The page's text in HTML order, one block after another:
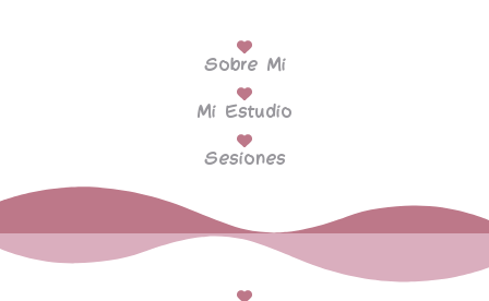
Sobre Mi
Mi Estudio
Sesiones